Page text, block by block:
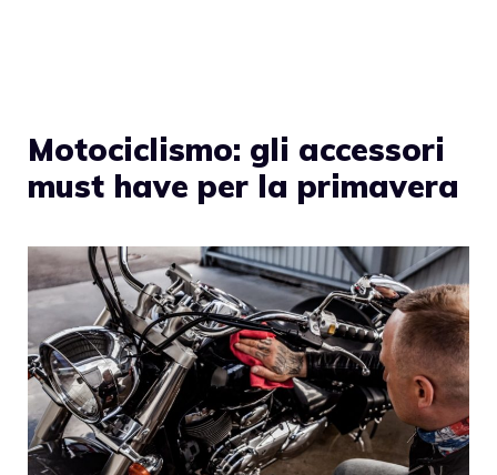
Motociclismo: gli accessori
must have per la primavera